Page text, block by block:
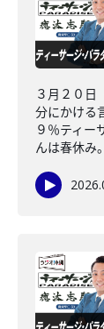
３月２０日
分にかける
９％ティー
んは春休み